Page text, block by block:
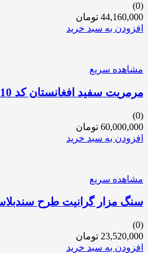
(0)
44,160,000 تومان
افزودن به سبد خرید
مشاهده سریع
مرمریت سفید افغانستان کد 10
(0)
60,000,000 تومان
افزودن به سبد خرید
مشاهده سریع
سنگ مزار گرانیت طرح
(0)
23,520,000 تومان
افزودن به سبد خرید